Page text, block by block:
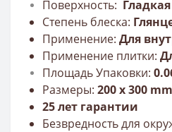
Поверхность: Гладкая
Степень блеска:
Применение: Для
Применение плитки:
Площадь Упаковки:
Размеры: 200х 300 mm
25 лет гарантии
Безвредность для